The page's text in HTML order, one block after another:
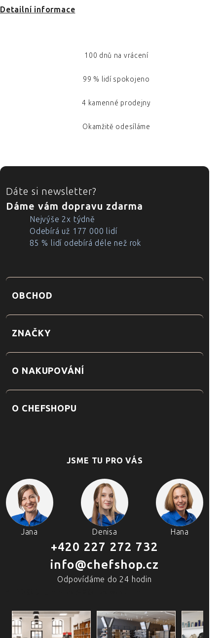
Detailní informace
100 dnů na vrácení
99 % lidí spokojeno
4 kamenné prodejny
Okamžitě odesíláme
ZÁPATÍ
Dáte si newsletter?
Dáme vám dopravu zdarma
Nejvýše 2x týdně
Odebírá už 177 000 lidí
85 % lidí odebírá déle než rok
OBCHOD
ZNAČKY
O NAKUPOVÁNÍ
O CHEFSHOPU
JSME TU PRO VÁS
Jana Denisa Hana
+420 227 272 732
info@chefshop.cz
Odpovídáme do 24 hodin